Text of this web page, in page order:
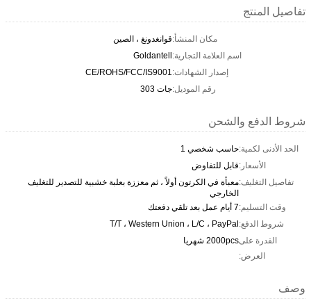
تفاصيل المنتج
مكان المنشأ:قوانغدونغ ، الصين
اسم العلامة التجارية:Goldantell
إصدار الشهادات:CE/ROHS/FCC/IS9001
رقم الموديل:جات 303
شروط الدفع والشحن
الحد الأدنى لكمية:حاسب شخصي 1
الأسعار:قابل للتفاوض
تفاصيل التغليف:معبأة في الكرتون أولاً ، ثم معززة بعلبة خشبية للتصدير للتغليف
الخارجي
وقت التسليم:7 أيام عمل بعد تلقي دفعتك
شروط الدفع:T/T ، Western Union ، L/C ، PayPal
القدرة على
العرض:
2000pcs شهريا
وصف